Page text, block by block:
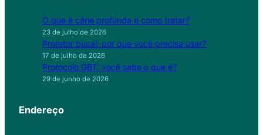
O que é cárie profunda e como tratar?
23 de julho de 2026
Protetor bucal: por que você precisa usar?
17 de julho de 2026
Protocolo GBT: você sabe o que é?
29 de junho de 2026
Endereço